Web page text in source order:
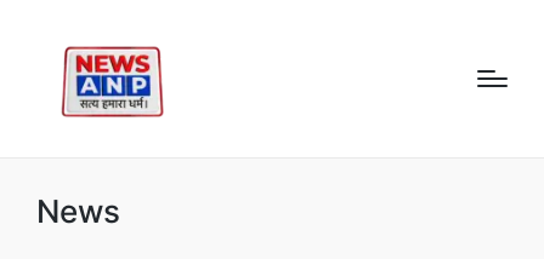
News